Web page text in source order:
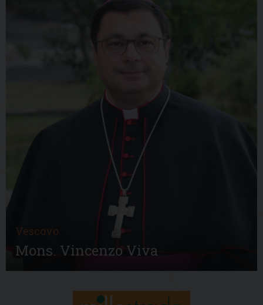
Vescovo
Mons. Vincenzo Viva